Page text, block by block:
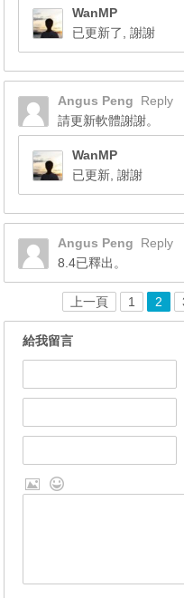
WanMP
已更新了, 謝謝
Angus Peng
Reply
請更新軟體謝謝。
WanMP
已更新, 謝謝
Angus Peng
Reply
8.4已釋出。
上一頁 1 2
給我留言